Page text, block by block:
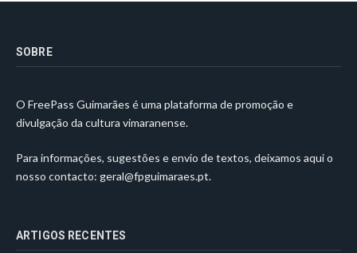
SOBRE
O FreePass Guimarães é uma plataforma de promoção e
divulgação da cultura vimaranense.
Para informações, sugestões e envio de textos, deixamos aqui o
nosso contacto: geral@fpguimaraes.pt.
ARTIGOS RECENTES